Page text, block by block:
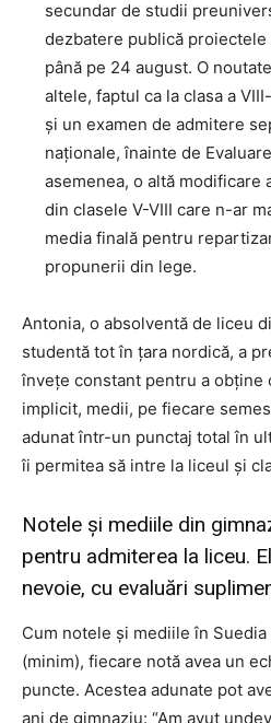
secundar de studii
dezbatere publică proiectele
până pe 24 august. O
altele, faptul ca la clasa a
și un examen de admitere
naționale, înainte de
asemenea, o altă modificare
din clasele V-VIII care n-ar
media finală pentru
propunerii din lege.
Antonia, o absolventă de liceu
studentă tot în țara nordică, a
învețe constant pentru a obține
implicit, medii, pe fiecare
adunat într-un punctaj total în
îi permitea să intre la liceul și
Notele și mediile din
pentru admiterea la liceu.
nevoie, cu evaluări
Cum notele și mediile în Suedia
(minim), fiecare notă avea un
puncte. Acestea adunate pot
ani de gimnaziu: “Am avut